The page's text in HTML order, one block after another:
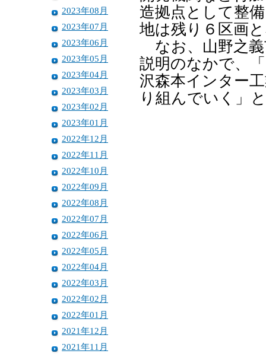
2023年08月
2023年07月
2023年06月
2023年05月
2023年04月
2023年03月
2023年02月
2023年01月
2022年12月
2022年11月
2022年10月
2022年09月
2022年08月
2022年07月
2022年06月
2022年05月
2022年04月
2022年03月
2022年02月
2022年01月
2021年12月
2021年11月
造拠点として整
地は残り６区画
なお、山野之義
説明のなかで、
沢森本インター
り組んでいく」